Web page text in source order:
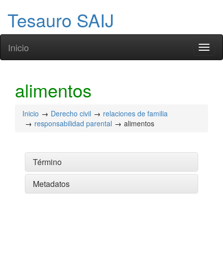
Tesauro SAIJ
Inicio
alimentos
Inicio Derecho civil
relaciones de familia
responsabilidad parental
alimentos
Término
Metadatos